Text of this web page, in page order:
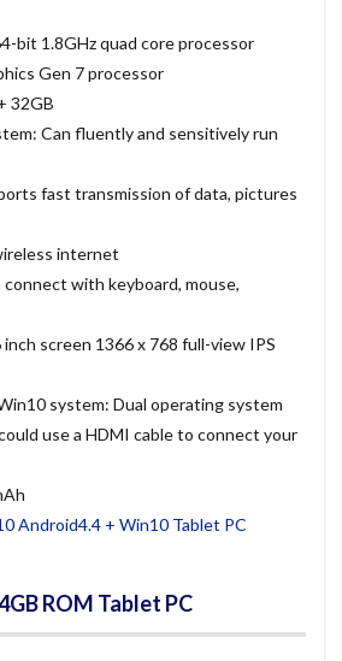
bit 1.8GHz quad core processor
Gen 7 processor
32GB
Can fluently and sensitively run
fast transmission of data, pictures
internet
connect with keyboard, mouse,
inch screen 1366 x 768 full-view IPS
system: Dual operating system
use a HDMI cable to connect your
Android4.4 + Win10 Tablet PC
ROM Tablet PC